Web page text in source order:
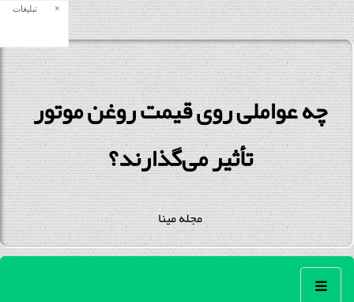
چه عواملی روی قیمت روغن موتور
تأثیر می‌گذارند؟
مجله مینا
تبلیغات ×